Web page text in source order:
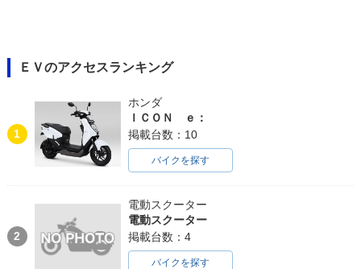
ＥＶのアクセスランキング
1
ホンダ
ＩＣＯＮ ｅ：
掲載台数：10
バイクを探す
2
電動スクーター
電動スクーター
掲載台数：4
バイクを探す